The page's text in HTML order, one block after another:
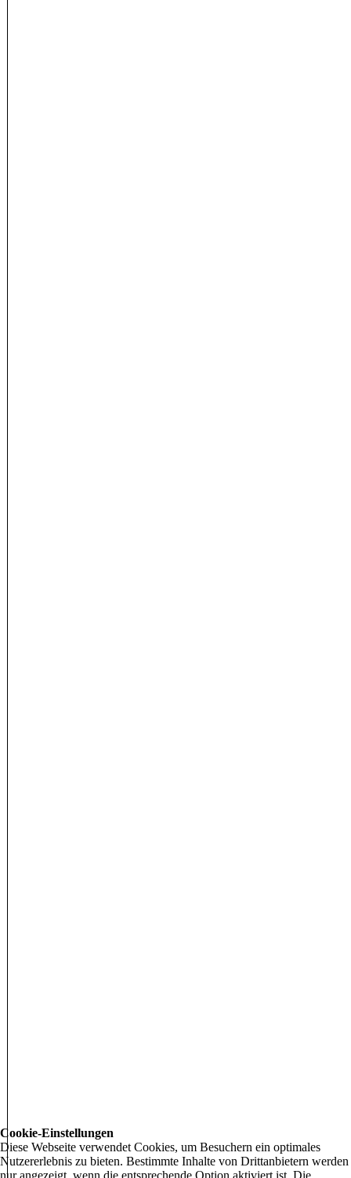
Cookie-Einstellungen
Diese Webseite verwendet Cookies, um Besuchern ein optimales
Nutzererlebnis zu bieten. Bestimmte Inhalte von Drittanbietern werden
nur angezeigt, wenn die entsprechende Option aktiviert ist. Die